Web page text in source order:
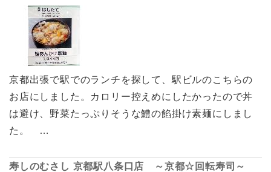
京都出張で駅でのランチを探して、駅ビルのこちらの
お店にしました。カロリー控えめにしたかったので丼
は避け、野菜たっぷりそうな鱧の餡掛け素麺にしまし
た。 …
寿しのむさし 京都駅八条口店 ～京都☆回転寿司～